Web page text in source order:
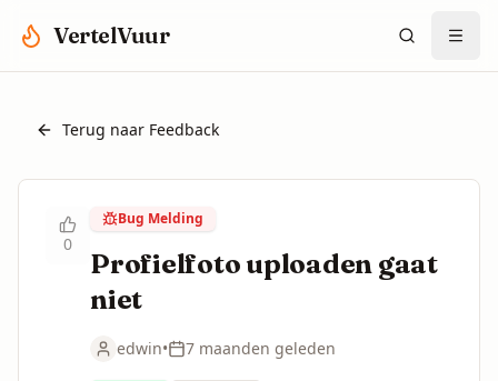
VertelVuur
Terug naar Feedback
0
Bug Melding
Profielfoto uploaden gaat
niet
edwin• 7 maanden geleden